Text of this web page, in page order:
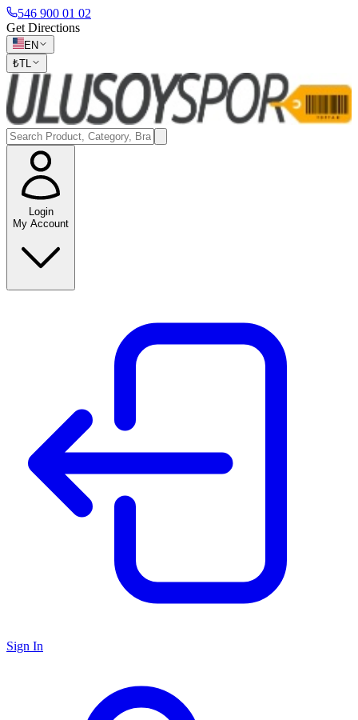
546 900 01 02
Get Directions
EN
₺TL
Login
My Account
Sign In